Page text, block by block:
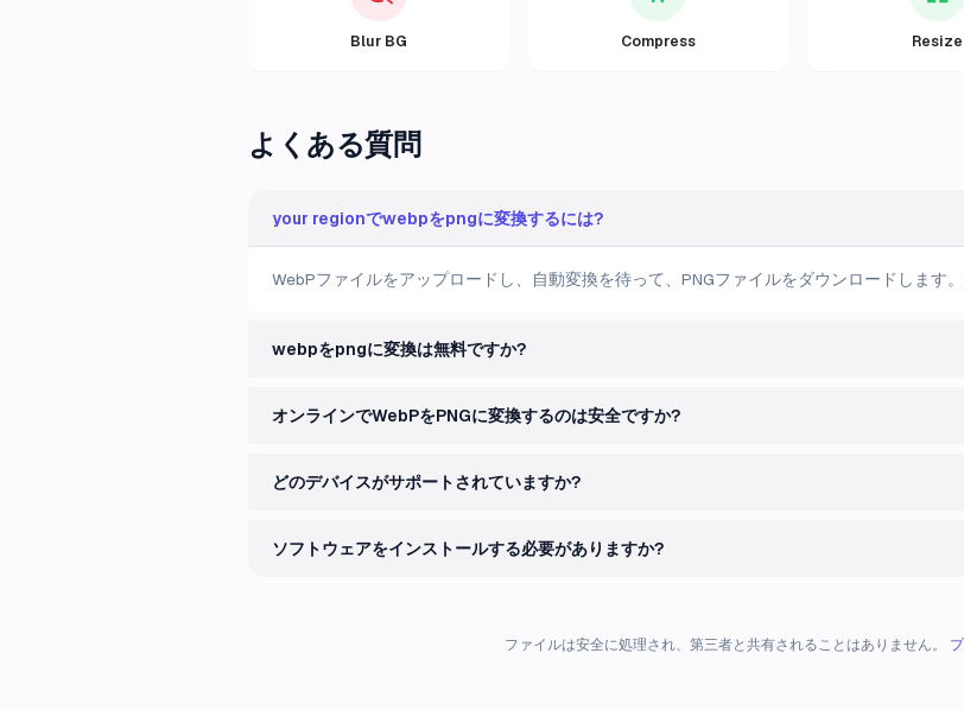
Blur BG Compress Resize
よくある質問
your regionでwebpをpngに変換するには?
WebPファイルをアップロードし、自動変換を待って、PNGファイルをダウンロードします
webpをpngに変換は無料ですか?
オンラインでWebPをPNGに変換するのは安全ですか?
どのデバイスがサポートされていますか?
ソフトウェアをインストールする必要がありますか?
ファイルは安全に処理され、第三者と共有されることはありません。